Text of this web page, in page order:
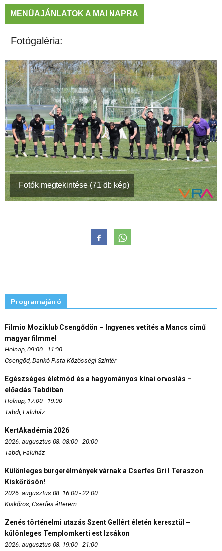
MENÜAJÁNLATOK A MAI NAPRA
Fotógaléria:
Fotók megtekintése (71 db kép)
Programajánló
Filmio Moziklub Csengődön – Ingyenes vetítés a Mancs című
magyar filmmel
Holnap, 09:00 - 11:00
Csengőd, Dankó Pista Közösségi Színtér
Egészséges életmód és a hagyományos kínai orvoslás –
előadás Tabdiban
Holnap, 17:00 - 19:00
Tabdi, Faluház
KertAkadémia 2026
2026. augusztus 08. 08:00 - 20:00
Tabdi, Faluház
Különleges burgerélmények várnak a Cserfes Grill Teraszon
Kiskőrösön!
2026. augusztus 08. 16:00 - 22:00
Kiskőrös, Cserfes étterem
Zenés történelmi utazás Szent Gellért életén keresztül –
különleges Templomkerti est Izsákon
2026. augusztus 08. 19:00 - 21:00